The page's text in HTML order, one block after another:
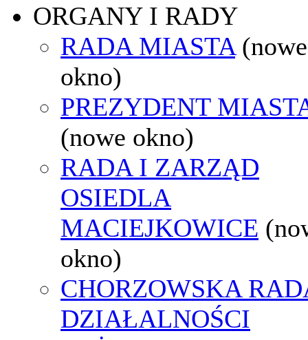
ORGANY I RADY
RADA MIASTA (nowe
okno)
PREZYDENT
(nowe okno)
RADA I ZARZĄD
OSIEDLA
MACIEJKOWICE
okno)
CHORZOWSKA
DZIAŁALNOŚCI